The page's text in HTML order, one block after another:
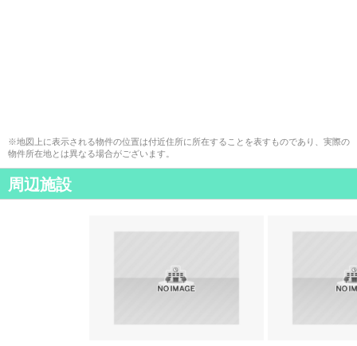
※地図上に表示される物件の位置は付近住所に所在することを表すものであり、実際の
物件所在地とは異なる場合がございます。
周辺施設